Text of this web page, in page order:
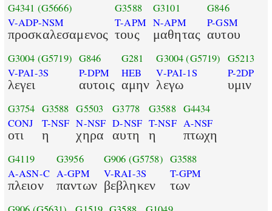
G4341 (G5666)
V-ADP-NSM
προσκαλεσαμενος
G3588
T-APM
τους
G3101
N-APM
μαθητας
G846
P-GSM
αυτου
G3004 (G5719)
V-PAI-3S
λεγει
G846
P-DPM
αυτοις
G281
HEB
αμην
G3004 (G5719)
V-PAI-1S
λεγω
G5213
P-2DP
υμιν
G3754
CONJ
οτι
G3588
T-NSF
η
G5503
N-NSF
χηρα
G3778
D-NSF
αυτη
G3588
T-NSF
η
G4434
A-NSF
πτωχη
G4119
A-ASN-C
πλειον
G3956
A-GPM
παντων
G906 (G5758)
V-RAI-3S
βεβληκεν
G3588
T-GPM
των